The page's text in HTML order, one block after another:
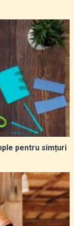
pentru simțuri